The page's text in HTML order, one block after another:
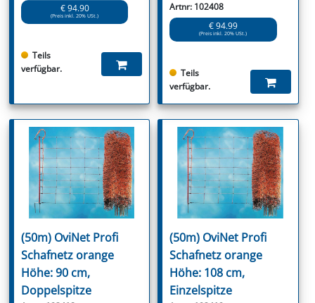
€ 94.90
(Preis inkl. 20% USt.)
Teils
verfügbar.
Artnr: 102408
€ 94.99
(Preis inkl. 20% USt.)
Teils
verfügbar.
(50m) OviNet Profi
Schafnetz orange
Höhe: 90 cm,
Doppelspitze
(50m) OviNet Profi
Schafnetz orange
Höhe: 108 cm,
Einzelspitze